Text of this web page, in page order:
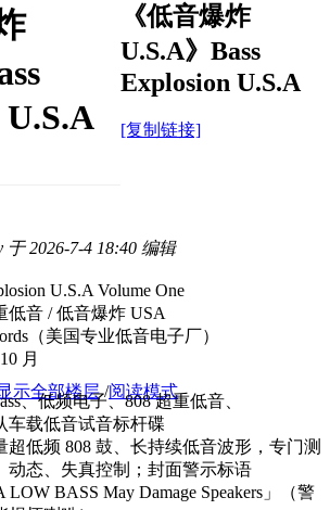
《低音爆炸
U.S.A》Bass
Explosion U.S.A
[复制链接]
示全部楼层 /阅读模式
于 2026-7-4 18:40 编辑
U.S.A Volume One
低音 / 低音爆炸 USA
（美国专业低音电子厂）
月
、低频电子、808 超重低音、
车载低音试音标杆碟
低频 808 鼓、长持续低音波形，专门测
动态、失真控制；封面警示标语
LOW BASS May Damage Speakers」（警